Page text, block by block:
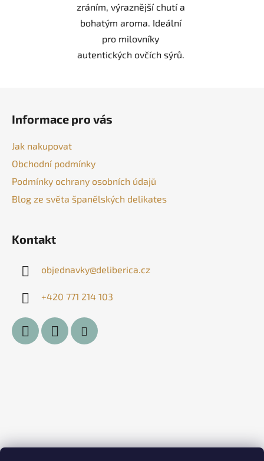
zráním, výraznější chutí a
bohatým aroma. Ideální
pro milovníky
autentických ovčích sýrů.
Informace pro vás
Jak nakupovat
Obchodní podmínky
Podmínky ochrany osobních údajů
Blog ze světa španělských delikates
Kontakt
objednavky@deliberica.cz
+420 771 214 103